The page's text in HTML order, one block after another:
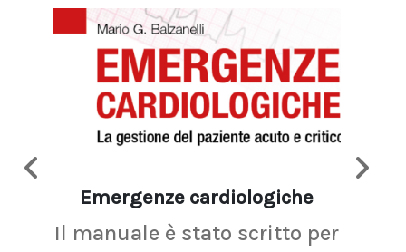
Emergenze cardiologiche
Il manuale è stato scritto per